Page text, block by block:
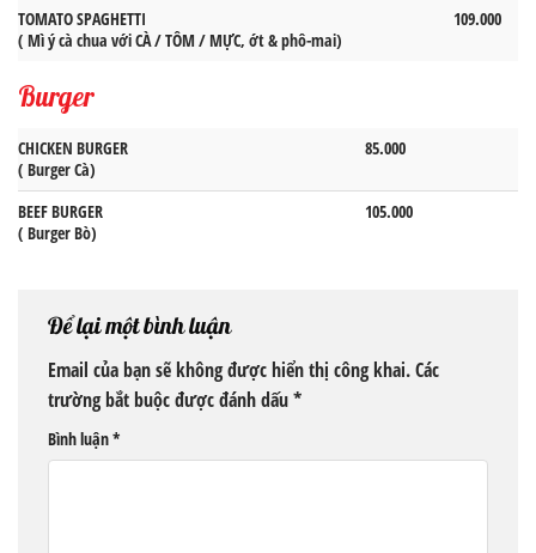
TOMATO SPAGHETTI
( Mì ý cà chua với CÀ / TÔM / MỰC, ớt & phô-mai)
109.000
Burger
CHICKEN BURGER
( Burger Cà)
85.000
BEEF BURGER
( Burger Bò)
105.000
Để lại một bình luận
Email của bạn sẽ không được hiển thị công khai.Các
trường bắt buộc được đánh dấu*
Bình luận*